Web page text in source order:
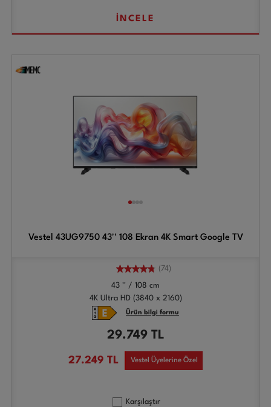
İNCELE
Vestel 43UG9750 43'' 108 Ekran 4K Smart Google TV
(74)
43 '' / 108 cm
4K Ultra HD (3840 x 2160)
Ürün bilgi formu
29.749 TL
27.249 TL Vestel Üyelerine Özel
Karşılaştır